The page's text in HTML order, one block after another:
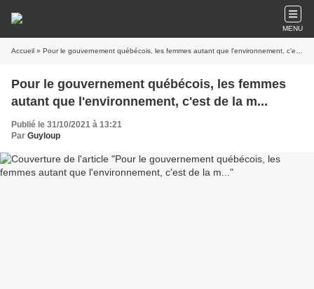
MENU
Accueil » Pour le gouvernement québécois, les femmes autant que l'environnement, c'est de la m...
Pour le gouvernement québécois, les femmes
autant que l'environnement, c'est de la m...
Publié le 31/10/2021 à 13:21
Par Guyloup